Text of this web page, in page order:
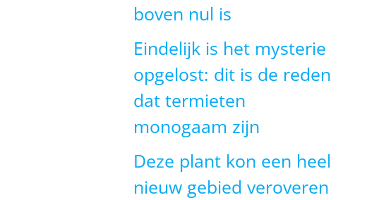
boven nul is
Eindelijk is het mysterie
opgelost: dit is de reden
dat termieten
monogaam zijn
Deze plant kon een heel
nieuw gebied veroveren